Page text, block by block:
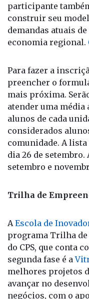
participante
construir seu
demandas atuais
economia regional.
Para fazer a
preencher o
mais próxima.
atender uma média
alunos de cada
considerados
comunidade. A
dia 26 de
setembro e
Trilha de
A Escola de
programa Trilha de
do CPS, que conta
segunda fase é a
melhores projetos
avançar no
negócios, com o